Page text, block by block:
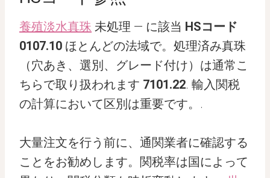
養殖淡水真珠 未処理 — に該当 HSコード
0107.10 ほとんどの法域で。処理済み真珠
（穴あき、選別、グレード付け）は通常こ
ちらで取り扱われます 7101.22. 輸入関税
の計算において区別は重要です。.
大量注文を行う前に、通関業者に確認する
ことをお勧めします。関税率は国によって